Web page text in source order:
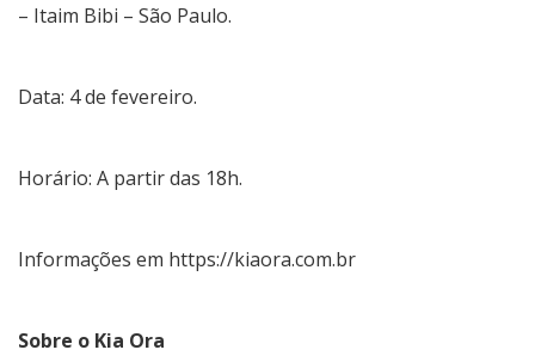
– Itaim Bibi – São Paulo.
Data: 4 de fevereiro.
Horário: A partir das 18h.
Informações em https://kiaora.com.br
Sobre o Kia Ora